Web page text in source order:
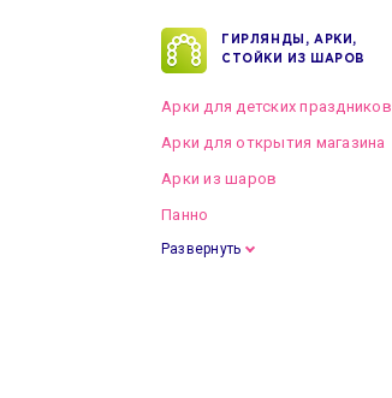
ГИРЛЯНДЫ, АРКИ,
СТОЙКИ ИЗ ШАРОВ
Арки для детских праздников
Арки для открытия магазина
Арки из шаров
Панно
Развернуть